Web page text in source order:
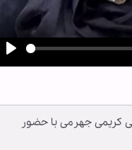
Play
کریمی جهرمی با حضور